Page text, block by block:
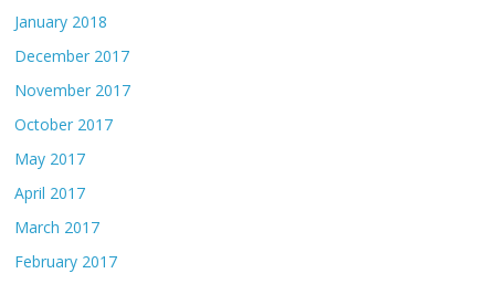
January 2018
December 2017
November 2017
October 2017
May 2017
April 2017
March 2017
February 2017